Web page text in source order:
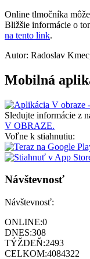
Online tlmočníka
Bližšie informácie o
na tento link.
Autor: Radoslav
Mobilná
Sledujte informácie z
V OBRAZE.
Voľne k stiahnutiu:
Návštevnosť
Návštevnosť:
ONLINE:0
DNES:308
TÝŽDEŇ:2493
CELKOM:4084322